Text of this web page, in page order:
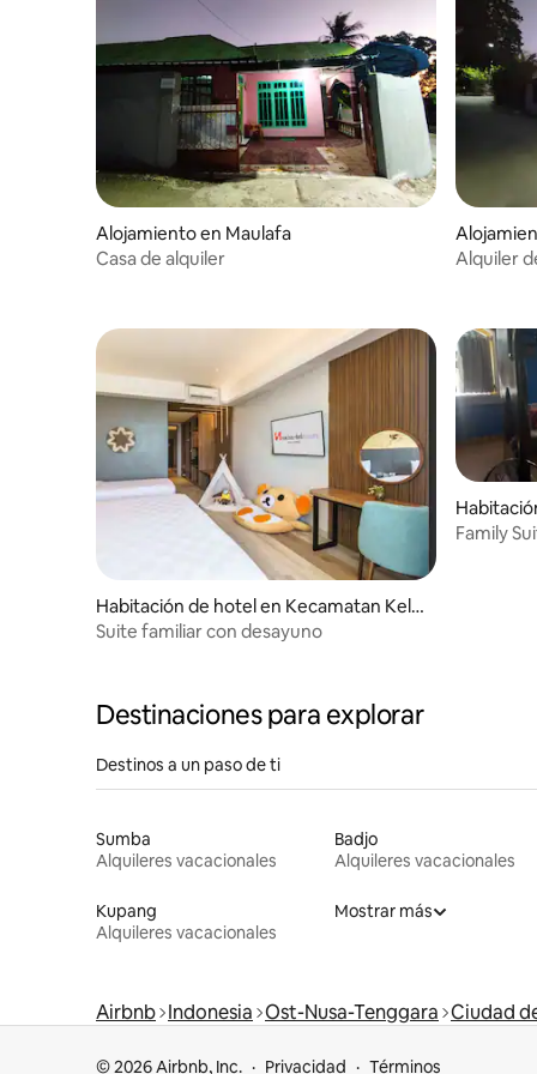
Alojamiento en Maulafa
Casa de alquiler
Alquiler
Habitación de hotel en Kecamatan Kela
pa Lima
Suite familiar con desayuno
afa
Family
Destinaciones para explorar
Destinos a un paso de ti
Sumba
Alquileres vacacionales
Badjo
Alquileres vacacionales
Kupang
Alquileres vacacionales
Mostrar más
Airbnb Indonesia Ost-Nusa-Tenggara Ciudad
© 2026 Airbnb, Inc. Privacidad Términos